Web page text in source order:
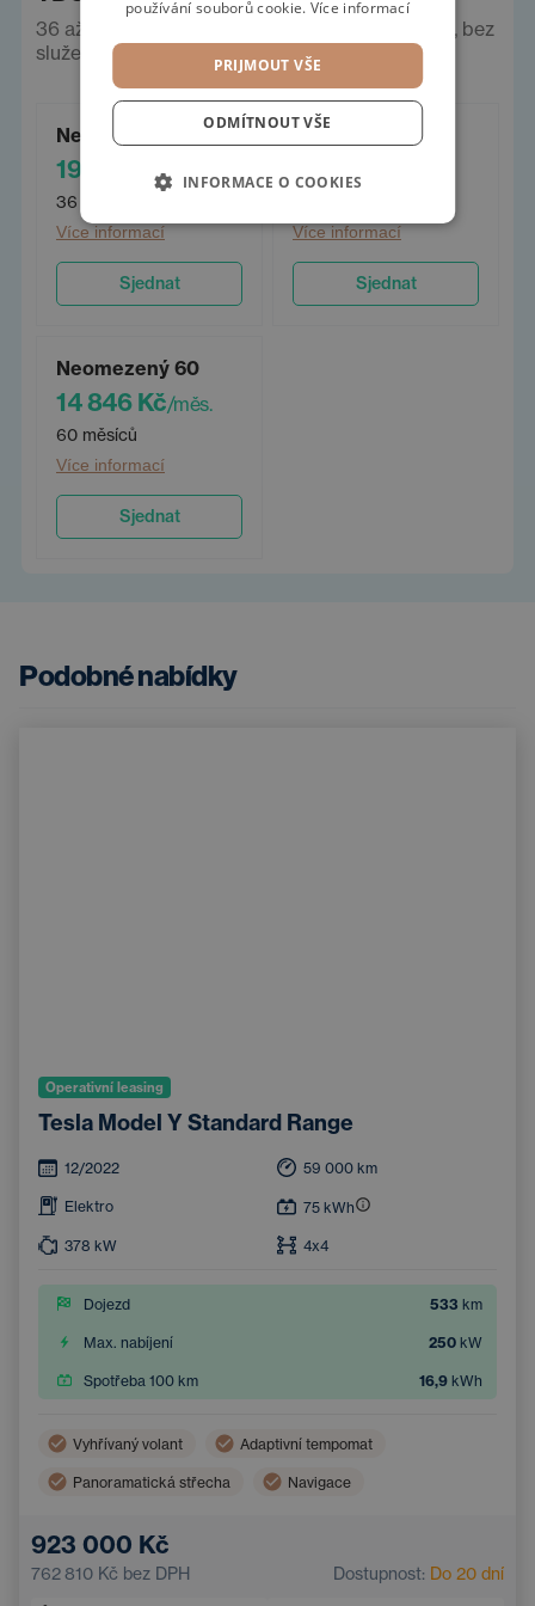
36 až 60 měsíců, neomezeně km. Ceny vč. DPH, bez
služeb a pojištění.
Neomezený 36
19 771 Kč/měs.
36 měsíců
Více informací
Sjednat
Neomezený 48
Více informací
Sjednat
Neomezený 60
14 846 Kč/měs.
60 měsíců
Více informací
Sjednat
Podobné nabídky
Operativní leasing
Tesla Model Y Standard Range
12/2022 59 000 km
Elektro 75 kWh
378 kW 4x4
Dojezd 533 km
Max. nabíjení 250 kW
Spotřeba 100 km 16,9 kWh
Vyhřívaný volant Adaptivní tempomat
Panoramatická střecha Navigace
Bluetooth
923 000 Kč
762 810 Kč bez DPH Dostupnost: Do 20 dní
používání souborů cookie. Více informací
PRIJMOUT VŠE
ODMÍTNOUT VŠE
INFORMACE O COOKIES